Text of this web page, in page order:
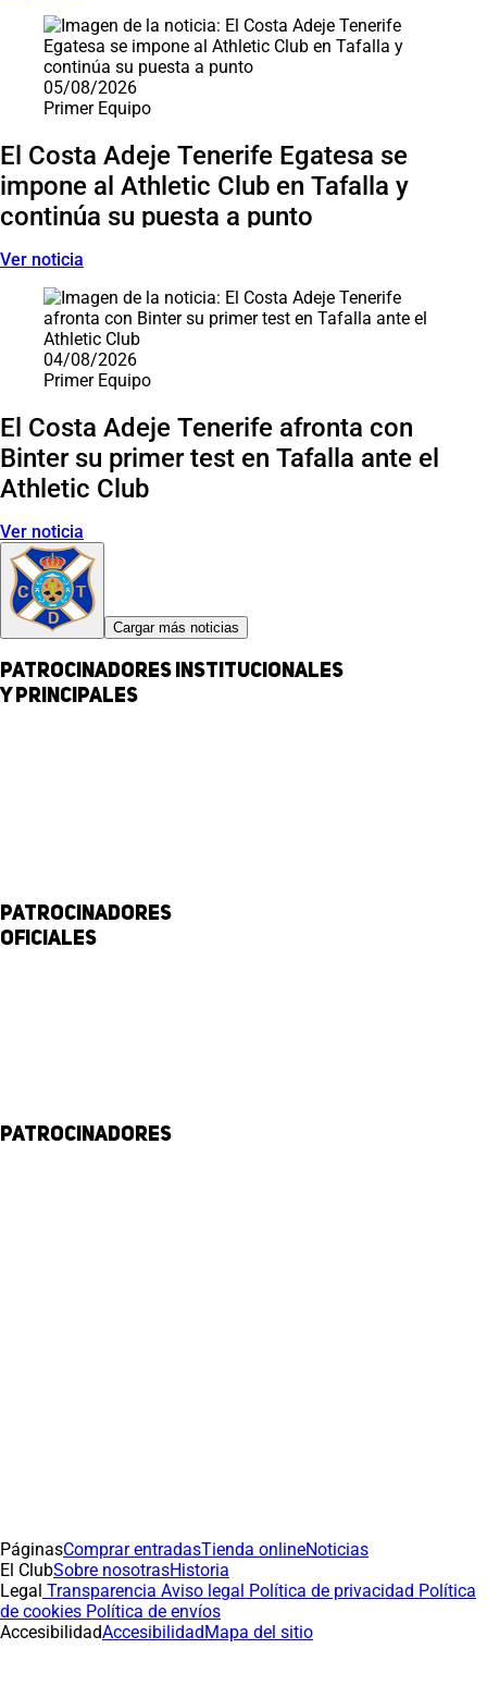
05/08/2026
Primer Equipo
El Costa Adeje Tenerife Egatesa se
impone al Athletic Club en Tafalla y
continúa su puesta a punto
Ver noticia
04/08/2026
Primer Equipo
El Costa Adeje Tenerife afronta con
Binter su primer test en Tafalla ante el
Athletic Club
Ver noticia
Cargar más noticias
Patrocinadores institucionales
y principales
Patrocinadores
Oficiales
Patrocinadores
PáginasComprar entradasTienda onlineNoticias
El ClubSobre nosotrasHistoria
Legal Transparencia Aviso legal Política de privacidad Política
de cookies Política de envíos
AccesibilidadAccesibilidadMapa del sitio